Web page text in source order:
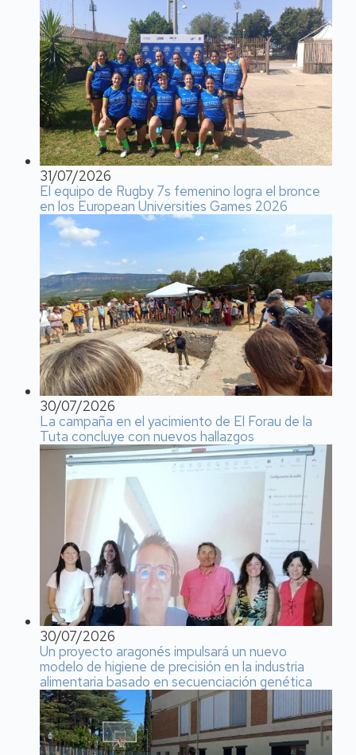
31/07/2026
El equipo de Rugby 7s femenino logra el bronce
en los European Universities Games 2026
30/07/2026
La campaña en el yacimiento de El Forau de la
Tuta concluye con nuevos hallazgos
30/07/2026
Un proyecto aragonés impulsará un nuevo
modelo de higiene de precisión en la industria
alimentaria basado en secuenciación genética